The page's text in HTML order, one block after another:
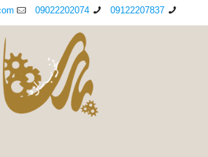
09122207837
09022202074